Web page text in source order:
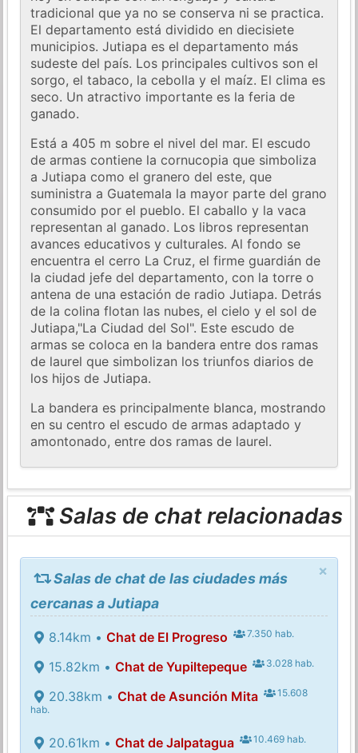
tradicional que ya no se conserva ni se practica.
El departamento está dividido en diecisiete
municipios. Jutiapa es el departamento más
sudeste del país. Los principales cultivos son el
sorgo, el tabaco, la cebolla y el maíz. El clima es
seco. Un atractivo importante es la feria de
ganado.
Está a 405 m sobre el nivel del mar. El escudo
de armas contiene la cornucopia que simboliza
a Jutiapa como el granero del este, que
suministra a Guatemala la mayor parte del grano
consumido por el pueblo. El caballo y la vaca
representan al ganado. Los libros representan
avances educativos y culturales. Al fondo se
encuentra el cerro La Cruz, el firme guardián de
la ciudad jefe del departamento, con la torre o
antena de una estación de radio Jutiapa. Detrás
de la colina flotan las nubes, el cielo y el sol de
Jutiapa,"La Ciudad del Sol". Este escudo de
armas se coloca en la bandera entre dos ramas
de laurel que simbolizan los triunfos diarios de
los hijos de Jutiapa.
La bandera es principalmente blanca, mostrando
en su centro el escudo de armas adaptado y
amontonado, entre dos ramas de laurel.
Salas de chat relacionadas
×
Salas de chat de las ciudades más
cercanas a Jutiapa
8.14km • Chat de El Progreso 7.350 hab.
15.82km • Chat de Yupiltepeque 3.028 hab.
20.38km • Chat de Asunción Mita
15.608
hab.
20.61km • Chat de Jalpatagua 10.469 hab.